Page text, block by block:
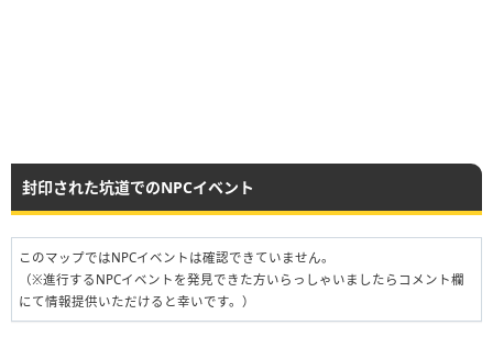
封印された坑道でのNPCイベント
このマップではNPCイベントは確認できていません。
（※進行するNPCイベントを発見できた方いらっしゃいましたらコメント欄
にて情報提供いただけると幸いです。）